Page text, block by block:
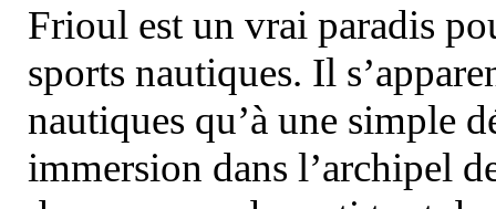
Frioul est un vrai paradis
sports nautiques. Il
nautiques qu’à une simple
immersion dans l’archipel